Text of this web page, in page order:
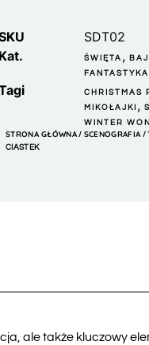
SDT02
Kat.
ŚWIĘTA ,
FANTASTYKA
CHRISTMAS
MIKOŁAJKI ,
WINTER
STRONA GŁÓWNA/ SCENOGRAFIA/
CIASTEK
ale także kluczowy